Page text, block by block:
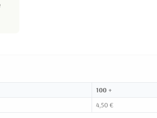
100 +
4,50 €